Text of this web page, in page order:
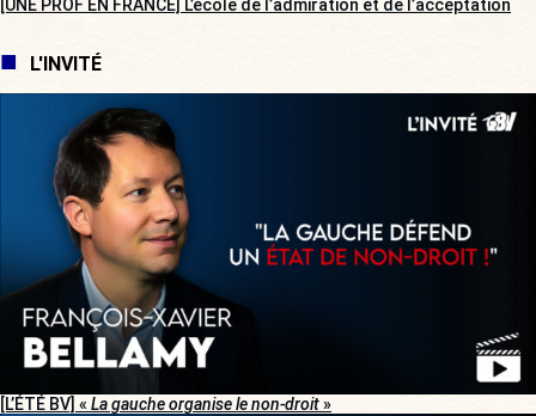
[UNE PROF EN FRANCE] L’école de l’admiration et de l’acceptation
L'INVITÉ
[L’ÉTÉ BV] « La gauche organise le non-droit»